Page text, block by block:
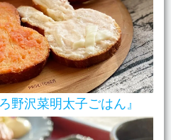
野沢菜明太子ごはん』